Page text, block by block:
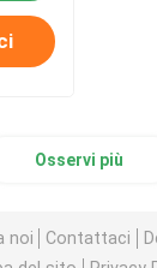
Osservi più
noi Contattaci